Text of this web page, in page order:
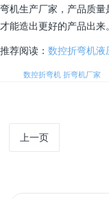
弯机生产厂家，产品质
才能造出更好的产品出来。
推荐阅读： 数控折弯机液
数控折弯机 折弯机厂家
上一页